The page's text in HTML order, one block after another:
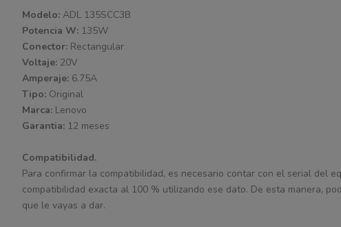
Modelo: ADL 135SCC3B
Potencia W: 135W
Conector: Rectangular
Voltaje: 20V
Amperaje: 6.75A
Tipo: Original
Marca: Lenovo
Garantia: 12 meses
Compatibilidad.
Para confirmar la compatibilidad, es necesario contar con el serial del
compatibilidad exacta al 100 % utilizando ese dato. De esta manera,
que le vayas a dar.